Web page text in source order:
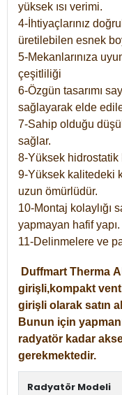
yüksek ısı verimi.
4-İhtiyaçlarınız
üretilebilen esnek
5-Mekanlarınıza
çeşitliliği
6-Özgün tasarımı
sağlayarak elde
7-Sahip olduğu
sağlar.
8-Yüksek hidrostatik
9-Yüksek kalitedeki
uzun ömürlüdür.
10-Montaj kolaylığı
yapmayan hafif yapı.
11-Delinmelere ve
Duffmart Therma
girişli,kompakt
girişli olarak satın
Bunun için
radyatör kadar
gerekmektedir.
Radyatör Modeli